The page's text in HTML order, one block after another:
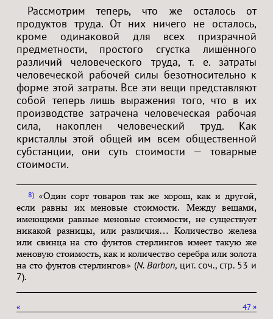
Рассмотрим теперь, что же осталось от
продуктов труда. От них ничего не осталось,
кроме одинаковой для всех призрачной
предметности, простого сгустка лишённого
различий человеческого труда, т. е. затраты
человеческой рабочей силы безотносительно к
форме этой затраты. Все эти вещи представляют
собой теперь лишь выражения того, что в их
производстве затрачена человеческая рабочая
сила, накоплен человеческий труд. Как
кристаллы этой общей им всем общественной
субстанции, они суть стоимости — товарные
стоимости.
8
«Один сорт товаров так же хорош, как и другой,
если равны их меновые стоимости. Между вещами,
имеющими равные меновые стоимости, не существует
никакой разницы, или различия… Количество железа
или свинца на сто фунтов стерлингов имеет такую же
меновую стоимость, как и количество серебра или золота
на сто фунтов стерлингов» (N. Barbon, цит. соч., стр. 53 и
7).
« »
47